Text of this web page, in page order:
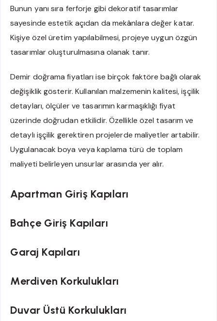
Bunun yanı sıra ferforje gibi dekoratif tasarımlar
sayesinde estetik açıdan da mekânlara değer katar.
Kişiye özel üretim yapılabilmesi, projeye uygun özgün
tasarımlar oluşturulmasına olanak tanır.
Demir doğrama fiyatları ise birçok faktöre bağlı olarak
değişiklik gösterir. Kullanılan malzemenin kalitesi, işçilik
detayları, ölçüler ve tasarımın karmaşıklığı fiyat
üzerinde doğrudan etkilidir. Özellikle özel tasarım ve
detaylı işçilik gerektiren projelerde maliyetler artabilir.
Uygulanacak boya veya kaplama türü de toplam
maliyeti belirleyen unsurlar arasında yer alır.
Apartman Giriş Kapıları
Bahçe Giriş Kapıları
Garaj Kapıları
Merdiven Korkulukları
Duvar Üstü Korkulukları